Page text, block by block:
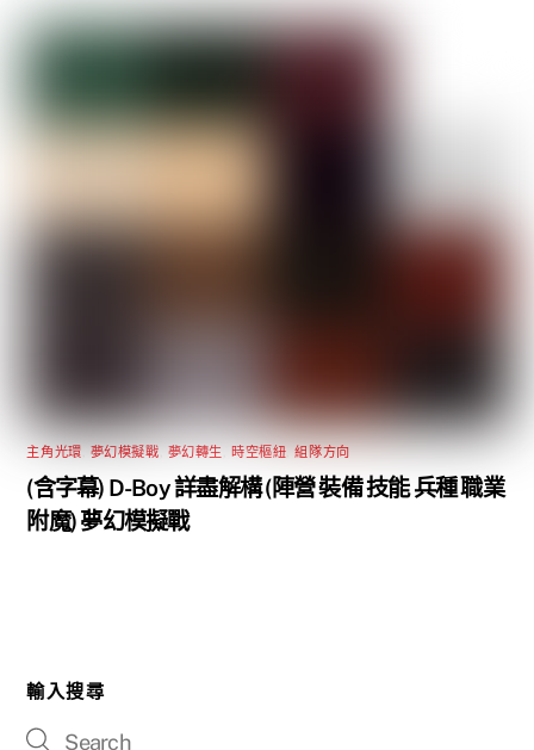
主角光環 夢幻模擬戰 夢幻轉生 時空樞紐 ,組隊方向
(含字幕) D-Boy 詳盡解構 (陣營 裝備 技能 兵種 職業
附魔) 夢幻模擬戰
輸入搜尋